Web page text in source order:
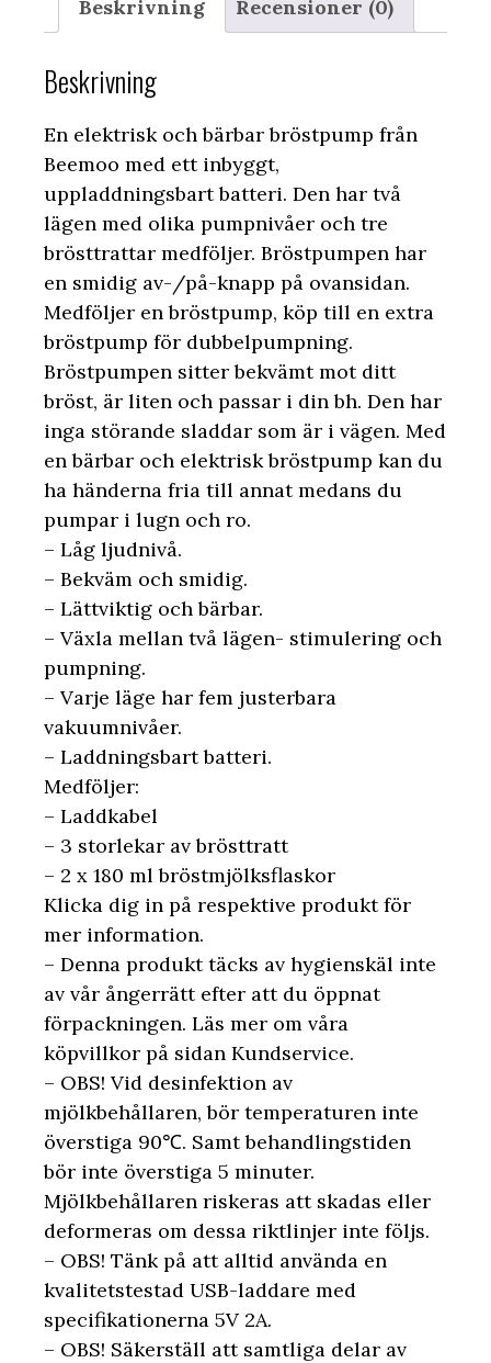
Beskrivning Recensioner (0)
Beskrivning
En elektrisk och bärbar bröstpump från
Beemoo med ett inbyggt,
uppladdningsbart batteri. Den har två
lägen med olika pumpnivåer och tre
brösttrattar medföljer. Bröstpumpen har
en smidig av-/på-knapp på ovansidan.
Medföljer en bröstpump, köp till en extra
bröstpump för dubbelpumpning.
Bröstpumpen sitter bekvämt mot ditt
bröst, är liten och passar i din bh. Den har
inga störande sladdar som är i vägen. Med
en bärbar och elektrisk bröstpump kan du
ha händerna fria till annat medans du
pumpar i lugn och ro.
– Låg ljudnivå.
– Bekväm och smidig.
– Lättviktig och bärbar.
– Växla mellan två lägen- stimulering och
pumpning.
– Varje läge har fem justerbara
vakuumnivåer.
– Laddningsbart batteri.
Medföljer:
– Laddkabel
– 3 storlekar av brösttratt
– 2 x 180 ml bröstmjölksflaskor
Klicka dig in på respektive produkt för
mer information.
– Denna produkt täcks av hygienskäl inte
av vår ångerrätt efter att du öppnat
förpackningen. Läs mer om våra
köpvillkor på sidan Kundservice.
– OBS! Vid desinfektion av
mjölkbehållaren, bör temperaturen inte
överstiga 90℃. Samt behandlingstiden
bör inte överstiga 5 minuter.
Mjölkbehållaren riskeras att skadas eller
deformeras om dessa riktlinjer inte följs.
– OBS! Tänk på att alltid använda en
kvalitetstestad USB-laddare med
specifikationerna 5V 2A.
– OBS! Säkerställ att samtliga delar av